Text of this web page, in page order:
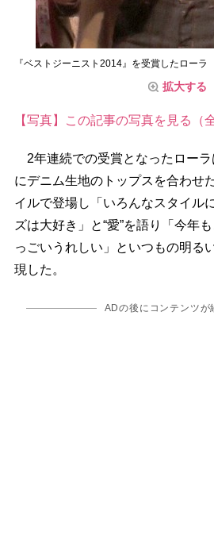
『ベストジーニスト2014』を受賞したロー
拡大する
【写真】この記事の写真を見る（
2年連続での受賞となったロー
にデニム生地のトップスを合わせ
イルで登場し「いろんなスタイル
ズは大好き」と“愛”を語り「今年
っごいうれしい」といつもの明る
現した。
ADの後にコンテンツが